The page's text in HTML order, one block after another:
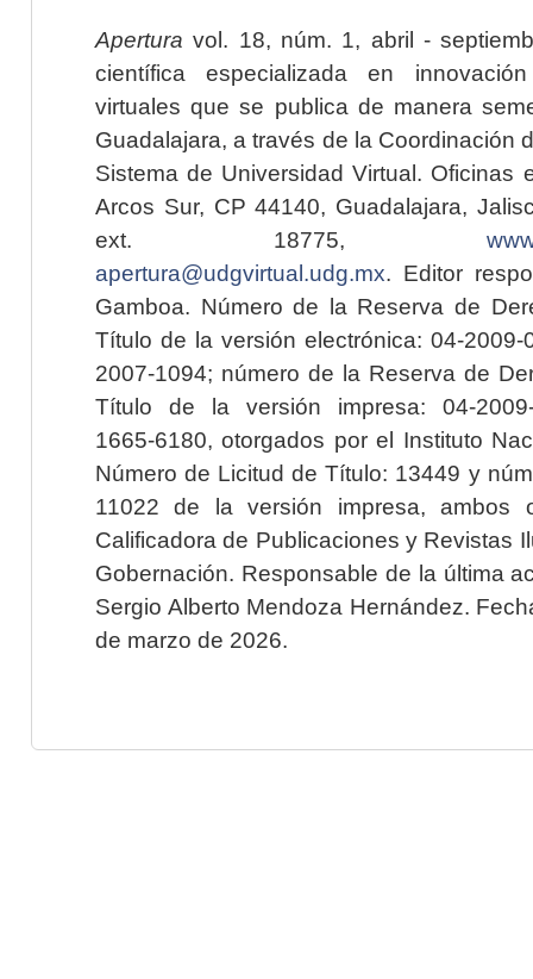
Apertura vol. 18, núm. 1, abril -
científica especializada en
virtuales que se publica de manera
Guadalajara, a través de la Coordinación
Sistema de Universidad Virtual. Oficinas
Arcos Sur, CP 44140, Guadalajara,
ext. 18775,
apertura@udgvirtual.udg.mx. Editor
Gamboa. Número de la Reserva de
Título de la versión electrónica: 04-2009-
2007-1094; número de la Reserva de
Título de la versión impresa: 04-2009-
1665-6180, otorgados por el Instituto
Número de Licitud de Título: 13449 y
11022 de la versión impresa, ambos
Calificadora de Publicaciones y Revistas
Gobernación. Responsable de la última
Sergio Alberto Mendoza Hernández.
de marzo de 2026.